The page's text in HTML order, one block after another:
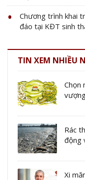
Chương trình khai
đáo tại KĐT sinh
TIN XEM NHIỀU
Chọn
Rác
động
Xi